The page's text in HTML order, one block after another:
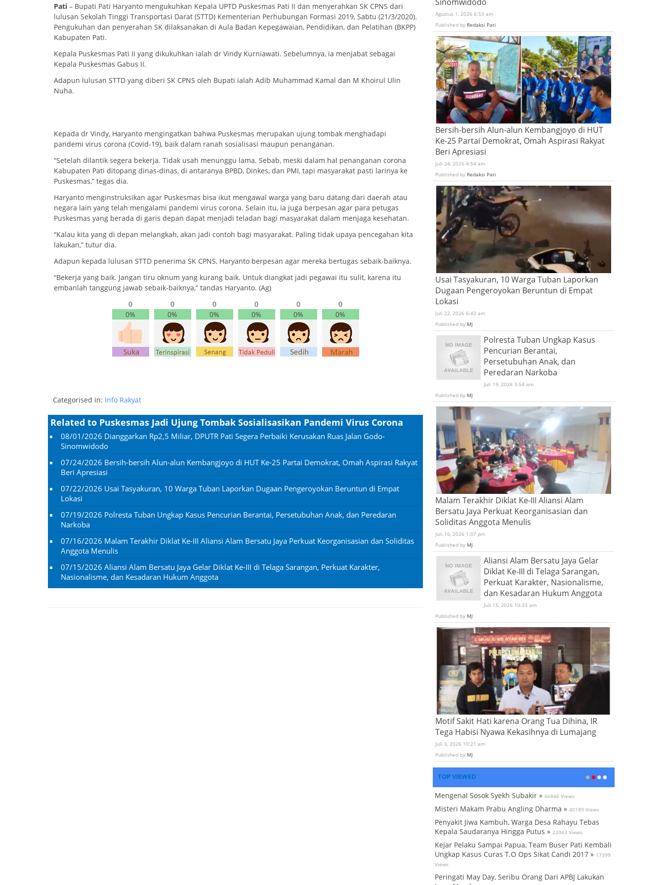
Pati – Bupati Pati Haryanto mengukuhkan Kepala UPTD Puskesmas Pati II dan menyerahkan SK CPNS dari
lulusan Sekolah Tinggi Transportasi Darat (STTD) Kementerian Perhubungan Formasi 2019, Sabtu (21/3/2020).
Pengukuhan dan penyerahan SK dilaksanakan di Aula Badan Kepegawaian, Pendidikan, dan Pelatihan (BKPP)
Kabupaten Pati.
Kepala Puskesmas Pati II yang dikukuhkan ialah dr Vindy Kurniawati. Sebelumnya, ia menjabat sebagai
Kepala Puskesmas Gabus II.
Adapun lulusan STTD yang diberi SK CPNS oleh Bupati ialah Adib Muhammad Kamal dan M Khoirul Ulin
Nuha.
Kepada dr Vindy, Haryanto mengingatkan bahwa Puskesmas merupakan ujung tombak menghadapi
pandemi virus corona (Covid-19), baik dalam ranah sosialisasi maupun penanganan.
“Setelah dilantik segera bekerja. Tidak usah menunggu lama. Sebab, meski dalam hal penanganan corona
Kabupaten Pati ditopang dinas-dinas, di antaranya BPBD, Dinkes, dan PMI, tapi masyarakat pasti larinya ke
Puskesmas,” tegas dia.
Haryanto menginstruksikan agar Puskesmas bisa ikut mengawal warga yang baru datang dari daerah atau
negara lain yang telah mengalami pandemi virus corona. Selain itu, ia juga berpesan agar para petugas
Puskesmas yang berada di garis depan dapat menjadi teladan bagi masyarakat dalam menjaga kesehatan.
“Kalau kita yang di depan melangkah, akan jadi contoh bagi masyarakat. Paling tidak upaya pencegahan kita
lakukan,” tutur dia.
Adapun kepada lulusan STTD penerima SK CPNS, Haryanto berpesan agar mereka bertugas sebaik-baiknya.
“Bekerja yang baik. Jangan tiru oknum yang kurang baik. Untuk diangkat jadi pegawai itu sulit, karena itu
embanlah tanggung jawab sebaik-baiknya,” tandas Haryanto. (Ag)
0
0%
0
0%
0
0%
0
0%
0
0%
0
0%
Categorised in: Info Rakyat
Related to Puskesmas Jadi Ujung Tombak Sosialisasikan Pandemi Virus Corona
08/01/2026 Dianggarkan Rp2,5 Miliar, DPUTR Pati Segera Perbaiki Kerusakan Ruas Jalan Godo-
Sinomwidodo
07/24/2026 Bersih-bersih Alun-alun Kembangjoyo di HUT Ke-25 Partai Demokrat, Omah Aspirasi Rakyat
Beri Apresiasi
07/22/2026 Usai Tasyakuran, 10 Warga Tuban Laporkan Dugaan Pengeroyokan Beruntun di Empat
Lokasi
07/19/2026 Polresta Tuban Ungkap Kasus Pencurian Berantai, Persetubuhan Anak, dan Peredaran
Narkoba
07/16/2026 Malam Terakhir Diklat Ke-III Aliansi Alam Bersatu Jaya Perkuat Keorganisasian dan Soliditas
Anggota Menulis
07/15/2026 Aliansi Alam Bersatu Jaya Gelar Diklat Ke-III di Telaga Sarangan, Perkuat Karakter,
Nasionalisme, dan Kesadaran Hukum Anggota
Agustus 1, 2026 6:53 am
Published by Redaksi Pati
Bersih-bersih Alun-alun Kembangjoyo di HUT
Ke-25 Partai Demokrat, Omah Aspirasi Rakyat
Beri Apresiasi
Juli 24, 2026 4:54 am
Published by Redaksi Pati
Usai Tasyakuran, 10 Warga Tuban Laporkan
Dugaan Pengeroyokan Beruntun di Empat
Lokasi
Juli 22, 2026 6:43 am
Published by MJ
Polresta Tuban Ungkap Kasus
Pencurian Berantai,
Persetubuhan Anak, dan
Peredaran Narkoba
Juli 19, 2026 3:54 am
Published by MJ
Malam Terakhir Diklat Ke-III Aliansi Alam
Bersatu Jaya Perkuat Keorganisasian dan
Soliditas Anggota Menulis
Juli 16, 2026 1:07 pm
Published by MJ
Aliansi Alam Bersatu Jaya Gelar
Diklat Ke-III di Telaga Sarangan,
Perkuat Karakter, Nasionalisme,
dan Kesadaran Hukum Anggota
Juli 15, 2026 10:33 am
Published by MJ
Motif Sakit Hati karena Orang Tua Dihina, IR
Tega Habisi Nyawa Kekasihnya di Lumajang
Juli 5, 2026 10:21 am
Published by MJ
TOP VIEWED
Mengenal Sosok Syekh Subakir » 66846 Views
Misteri Makam Prabu Angling Dharma » 40189 Views
Penyakit Jiwa Kambuh, Warga Desa Rahayu Tebas
Kepala Saudaranya Hingga Putus » 22043 Views
Kejar Pelaku Sampai Papua, Team Buser Pati Kembali
Ungkap Kasus Curas T.O Ops Sikat Candi 2017 » 17399
Views
Peringati May Day, Seribu Orang Dari APBJ Lakukan